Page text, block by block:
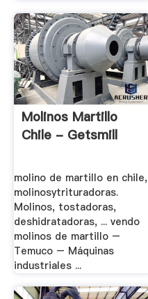
Molinos Martillo
Chile - Getsmill
molino de martillo en chile,
molinosytrituradoras.
Molinos, tostadoras,
deshidratadoras, ... vendo
molinos de martillo –
Temuco – Máquinas
industriales ...